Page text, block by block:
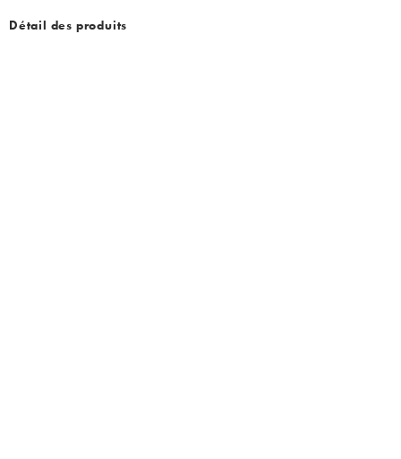
Détail des produits